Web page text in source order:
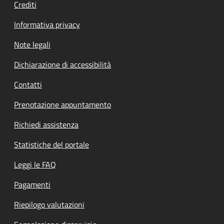
Crediti
Informativa privacy
Note legali
Dichiarazione di accessibilità
Contatti
Prenotazione appuntamento
Richiedi assistenza
Statistiche del portale
Leggi le FAQ
Pagamenti
Riepilogo valutazioni